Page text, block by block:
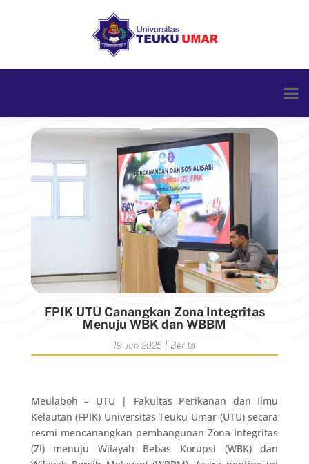
FPIK UTU Canangkan Zona Integritas
Menuju WBK dan WBBM
19 Jun 2025 | Berita
Meulaboh – UTU | Fakultas Perikanan dan Ilmu
Kelautan (FPIK) Universitas Teuku Umar (UTU) secara
resmi mencanangkan pembangunan Zona Integritas
(ZI) menuju Wilayah Bebas Korupsi (WBK) dan